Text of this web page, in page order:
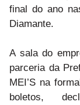
final do ano
Diamante.
A sala do
parceria da
MEI’S na
boletos,